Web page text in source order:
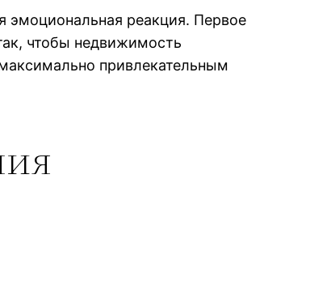
эмоциональная реакция. Первое
чтобы недвижимость
привлекательным